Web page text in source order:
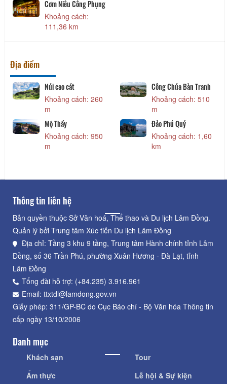
Cơm Niêu Công Phụng
Khoảng cách:
111,36 km
Địa điểm
Núi cao cát
Khoảng cách: 260
m
Công Chúa Bàn Tranh
Khoảng cách: 510
m
Mộ Thầy
Khoảng cách: 950
m
Đảo Phú Quý
Khoảng cách: 1,60
km
Thông tin liên hệ
Bản quyền thuộc Sở Văn hoá, Thể thao và Du lịch Lâm Đồng.
Quản lý bởi Trung tâm Xúc tiến Du lịch Lâm Đồng
Địa chỉ: Tầng 3 khu 9 tầng, Trung tâm Hành chính tỉnh Lâm
Đồng, số 36 Trần Phú, phường Xuân Hương - Đà Lạt, tỉnh
Lâm Đồng
Tổng đài hỗ trợ: (+84.235) 3.916.961
Email: ttxtdl@lamdong.gov.vn
Giấy phép: 311/GP-BC do Cục Báo chí - Bộ Văn hóa Thông tin
cấp ngày 13/10/2006
Danh mục
Khách sạn
Ẩm thực
Tour
Lễ hội & Sự kiện